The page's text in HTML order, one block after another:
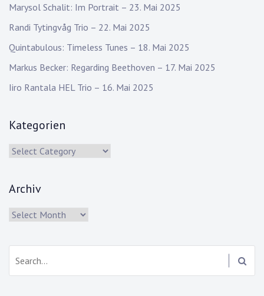
Marysol Schalit: Im Portrait – 23. Mai 2025
Randi Tytingvåg Trio – 22. Mai 2025
Quintabulous: Timeless Tunes – 18. Mai 2025
Markus Becker: Regarding Beethoven – 17. Mai 2025
Iiro Rantala HEL Trio – 16. Mai 2025
Kategorien
Kategorien
Archiv
Archiv